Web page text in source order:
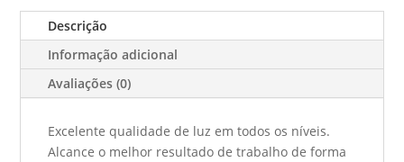
Descrição
Informação adicional
Avaliações (0)
Excelente qualidade de luz em todos os níveis.
Alcance o melhor resultado de trabalho de forma